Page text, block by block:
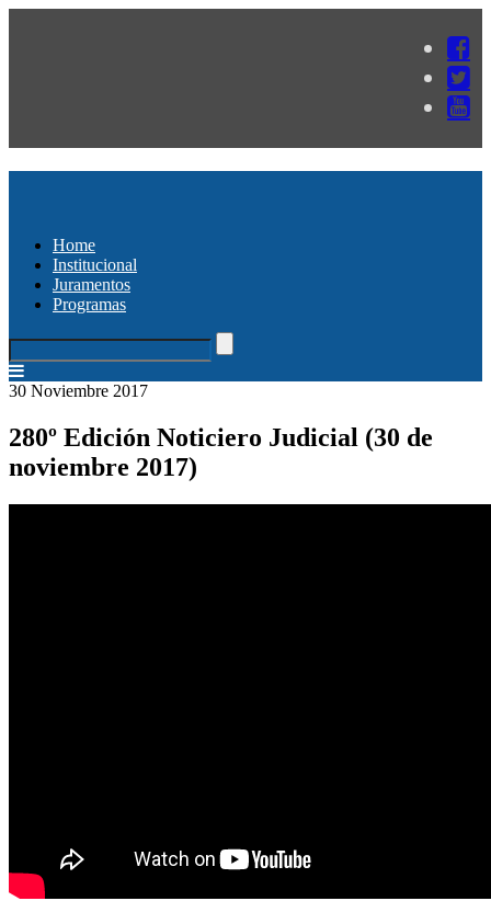
Home
Institucional
Juramentos
Programas
30 Noviembre 2017
280º Edición Noticiero Judicial (30 de
noviembre 2017)